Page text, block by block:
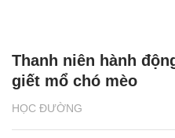
HỌC ĐƯỜNG
Thanh niên hành
giết mổ chó mèo